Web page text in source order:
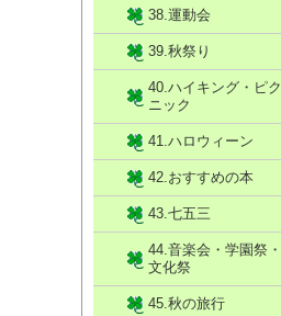
38.運動会
39.秋祭り
40.ハイキング・ピク
ニック
41.ハロウィーン
42.おすすめの本
43.七五三
44.音楽会・学園祭・
文化祭
45.秋の旅行